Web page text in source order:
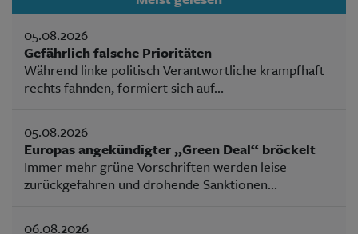
05.08.2026
Gefährlich falsche Prioritäten
Während linke politisch Verantwortliche krampfhaft
rechts fahnden, formiert sich auf...
05.08.2026
Europas angekündigter „Green Deal“ bröckelt
Immer mehr grüne Vorschriften werden leise
zurückgefahren und drohende Sanktionen...
06.08.2026